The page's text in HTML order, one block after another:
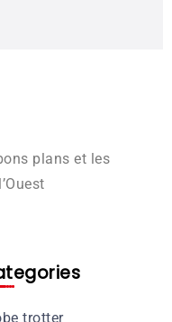
plans et les
trotter